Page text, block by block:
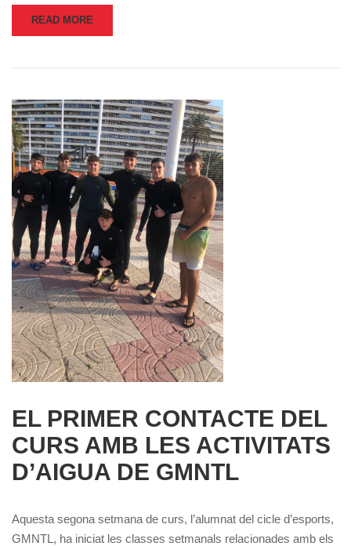
READ MORE
EL PRIMER CONTACTE DEL
CURS AMB LES ACTIVITATS
D’AIGUA DE GMNTL
Aquesta segona setmana de curs, l’alumnat del cicle d’esports,
GMNTL, ha iniciat les classes setmanals relacionades amb els